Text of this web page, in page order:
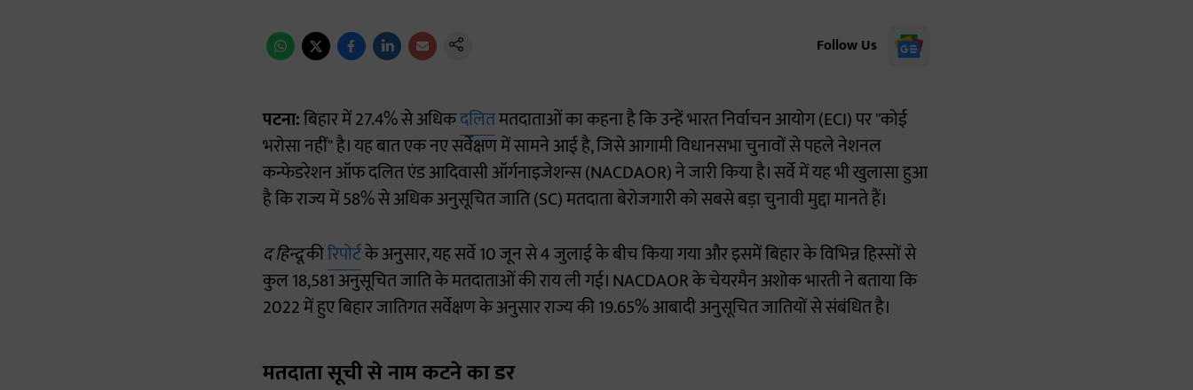
Follow Us
पटना:बिहार में 27.4% से अधिकदलितमतदाताओं का कहना है कि उन्हें भारत निर्वाचन आयोग (ECI) पर "कोई
भरोसा नहीं" है। यह बात एक नए सर्वेक्षण में सामने आई है, जिसे आगामी विधानसभा चुनावों से पहले नेशनल
कन्फेडरेशन ऑफ दलित एंड आदिवासी ऑर्गनाइजेशन्स (NACDAOR) ने जारी किया है। सर्वे में यह भी खुलासा हुआ
है कि राज्य में 58% से अधिक अनुसूचित जाति (SC) मतदाता बेरोजगारी को सबसे बड़ा चुनावी मुद्दा मानते हैं।
द हिन्दूकीरिपोर्टके अनुसार, यह सर्वे 10 जून से 4 जुलाई के बीच किया गया और इसमें बिहार के विभिन्न हिस्सों से
कुल 18,581 अनुसूचित जाति के मतदाताओं की राय ली गई। NACDAOR के चेयरमैन अशोक भारती ने बताया कि
2022 में हुए बिहार जातिगत सर्वेक्षण के अनुसार राज्य की 19.65% आबादी अनुसूचित जातियों से संबंधित है।
मतदाता सूची से नाम कटने का डर